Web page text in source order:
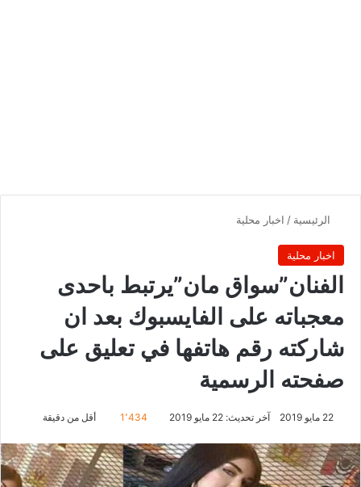
الرئيسية / اخبار محلية
اخبار محلية
الفنان”سواق مان”يرتبط باحدى
معجباته على الفايسبوك بعد ان
شاركته رقم هاتفها في تعليق على
صفحته الرسمية
22 مايو 2019 آخر تحديث: 22 مايو 2019 1٬434 أقل من دقيقة